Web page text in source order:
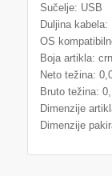
Sučelje: USB
Duljina kabela:
OS
Boja artikla:
Neto težina:
Bruto težina:
Dimenzije
Dimenzije